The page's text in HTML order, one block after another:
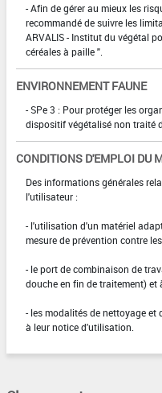
- Afin de gérer au mieux les
recommandé de suivre les
ARVALIS - Institut du végétal
céréales à paille ".
ENVIRONNEMENT FAUNE
- SPe 3 : Pour protéger les
dispositif végétalisé non traité
CONDITIONS D'EMPLOI DU
Des informations générales
l'utilisateur :
- l'utilisation d'un matériel
mesure de prévention contre
- le port de combinaison de
douche en fin de traitement) et
- les modalités de nettoyage
à leur notice d'utilisation.